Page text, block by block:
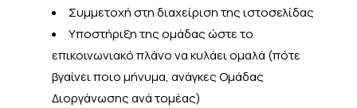
Συμμετοχή στη διαχείριση της ιστοσελίδας
Υποστήριξη της ομάδας ώστε το
επικοινωνιακό πλάνο να κυλάει ομαλά (πότε
βγαίνει ποιο μήνυμα, ανάγκες Ομάδας
Διοργάνωσης ανά τομέας)